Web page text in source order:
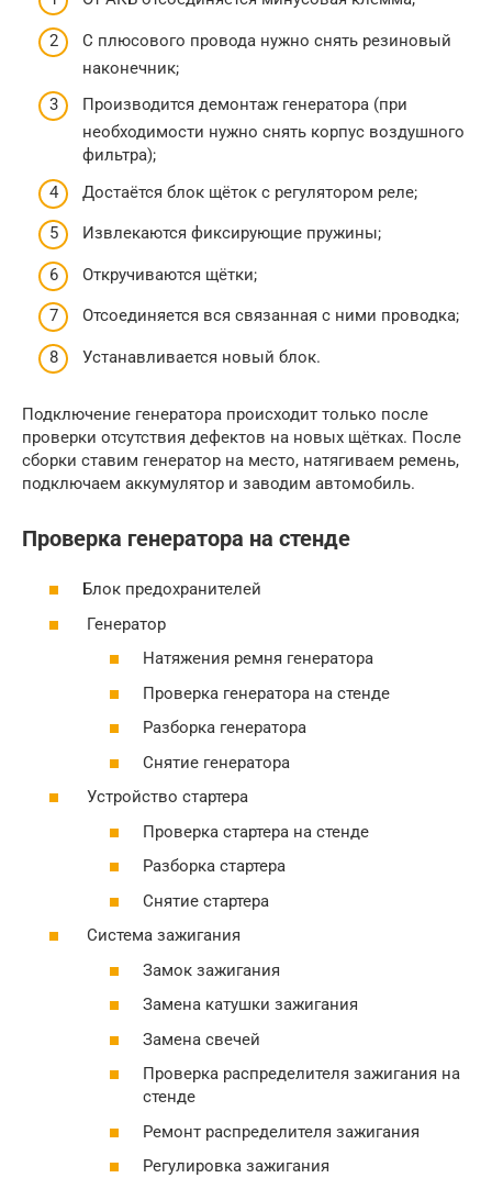
С плюсового провода нужно снять резиновый
наконечник;
Производится демонтаж генератора (при
необходимости нужно снять корпус воздушного
фильтра);
Достаётся блок щёток с регулятором реле;
Извлекаются фиксирующие пружины;
Откручиваются щётки;
Отсоединяется вся связанная с ними проводка;
Устанавливается новый блок.
Подключение генератора происходит только после
проверки отсутствия дефектов на новых щётках. После
сборки ставим генератор на место, натягиваем ремень,
подключаем аккумулятор и заводим автомобиль.
Проверка генератора на стенде
Блок предохранителей
Генератор
Натяжения ремня генератора
Проверка генератора на стенде
Разборка генератора
Снятие генератора
Устройство стартера
Проверка стартера на стенде
Разборка стартера
Снятие стартера
Система зажигания
Замок зажигания
Замена катушки зажигания
Замена свечей
Проверка распределителя зажигания на
стенде
Ремонт распределителя зажигания
Регулировка зажигания